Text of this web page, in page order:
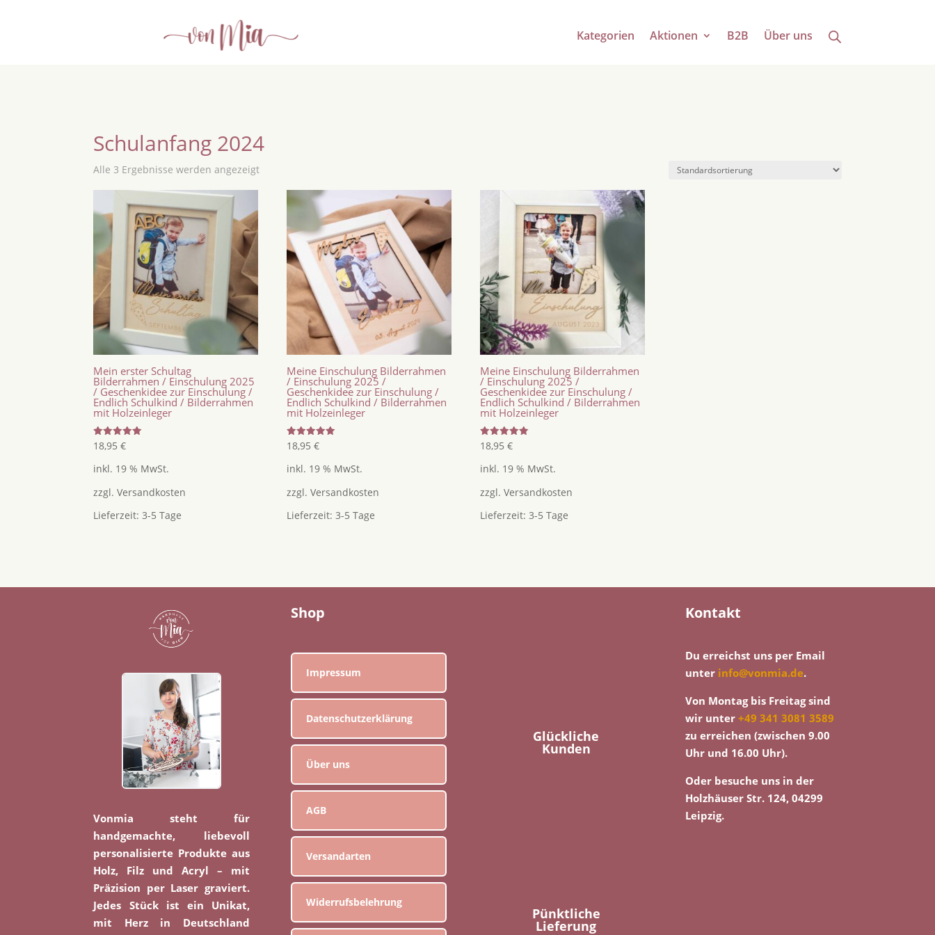
Kategorien Aktionen B2B Über uns
Schulanfang 2024
Alle 3 Ergebnisse werden angezeigt
Mein erster Schultag
Bilderrahmen / Einschulung 2025
/ Geschenkidee zur Einschulung /
Endlich Schulkind / Bilderrahmen
mit Holzeinleger
Bewertet
mit
von 5
18,95€
inkl. 19 % MwSt.
zzgl.Versandkosten
Lieferzeit:3-5 Tage
Meine Einschulung Bilderrahmen
/ Einschulung 2025 /
Geschenkidee zur Einschulung /
Endlich Schulkind / Bilderrahmen
mit Holzeinleger
Bewertet
mit
von 5
18,95€
inkl. 19 % MwSt.
zzgl.Versandkosten
Lieferzeit:3-5 Tage
Meine Einschulung Bilderrahmen
/ Einschulung 2025 /
Geschenkidee zur Einschulung /
Endlich Schulkind / Bilderrahmen
mit Holzeinleger
Bewertet
mit
von 5
18,95€
inkl. 19 % MwSt.
zzgl.Versandkosten
Lieferzeit:3-5 Tage
Vonmia steht für
handgemachte, liebevoll
personalisierte Produkte aus
Holz, Filz und Acryl – mit
Präzision per Laser graviert.
Jedes Stück ist ein Unikat,
mit Herz in Deutschland
Shop
Impressum
Datenschutzerklärung
Über uns
AGB
Versandarten
Widerrufsbelehrung
Glückliche
Kunden
Pünktliche
Lieferung
Kontakt
Du erreichst uns per Email
unter info@vonmia.de.
Von Montag bis Freitag sind
wir unter+49 341 3081 3589
zu erreichen (zwischen 9.00
Uhr und 16.00 Uhr).
Oder besuche uns in der
Holzhäuser Str. 124, 04299
Leipzig.